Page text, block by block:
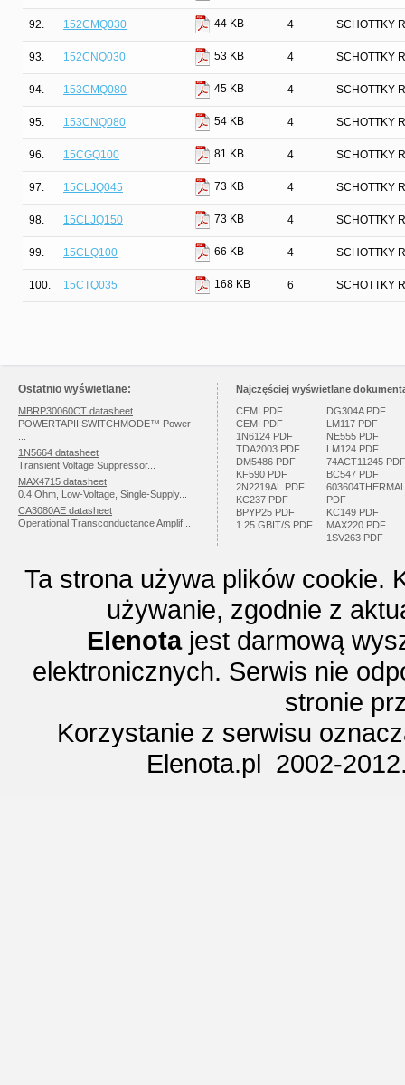
92. 152CMQ030 44 KB 4 SCHOTTKY
93. 152CNQ030 53 KB 4 SCHOTTKY
94. 153CMQ080 45 KB 4 SCHOTTKY
95. 153CNQ080 54 KB 4 SCHOTTKY
96. 15CGQ100 81 KB 4 SCHOTTKY
97. 15CLJQ045 73 KB 4 SCHOTTKY
98. 15CLJQ150 73 KB 4 SCHOTTKY
99. 15CLQ100 66 KB 4 SCHOTTKY
100. 15CTQ035 168 KB 6 SCHOTTKY
Ostatnio wyświetlane:
MBRP30060CT datasheet
POWERTAPII SWITCHMODE™ Power
1N5664 datasheet
Transient Voltage Suppressor...
MAX4715 datasheet
0.4 Ohm, Low-Voltage, Single-Supply...
CA3080AE datasheet
Operational Transconductance Amplif...
Najczęściej wyświetlane
CEMI PDF
CEMI PDF
1N6124 PDF
TDA2003 PDF
DM5486 PDF
KF590 PDF
2N2219AL PDF
KC237 PDF
BPYP25 PDF
1.25 GBIT/S PDF
DG304A PDF
LM117 PDF
NE555 PDF
LM124 PDF
74ACT11245 PDF
BC547 PDF
603604THERMAL
PDF
KC149 PDF
MAX220 PDF
1SV263 PDF
Ta strona używa plików cookie.
używanie, zgodnie z
Elenotajest darmową
elektronicznych. Serwis nie
stronie
Korzystanie z serwisu
Elenota.pl 2002-